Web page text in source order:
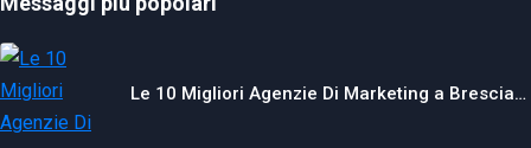
Le 10 Migliori Agenzie Di Marketing a Brescia…